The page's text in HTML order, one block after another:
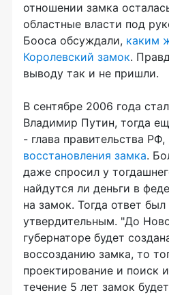
отношении замка
областные власти под
Бооса обсуждали, каким
Королевский замок.
выводу так и не пришли.
В сентябре 2006 года
Владимир Путин, тогда
- глава правительства РФ,
восстановления замка.
даже спросил у
найдутся ли деньги в
на замок. Тогда ответ был
утвердительным. "До
губернаторе будет
воссозданию замка, то
проектирование и поиск
течение 5 лет замок